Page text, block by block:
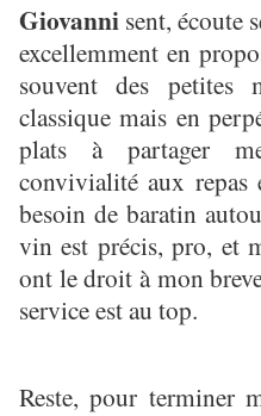
Giovanni sent, écoute
excellemment en
souvent des petites
classique mais en
plats à partager
convivialité aux
besoin de baratin
vin est précis, pro, et
ont le droit à mon
service est au top.
Reste, pour terminer